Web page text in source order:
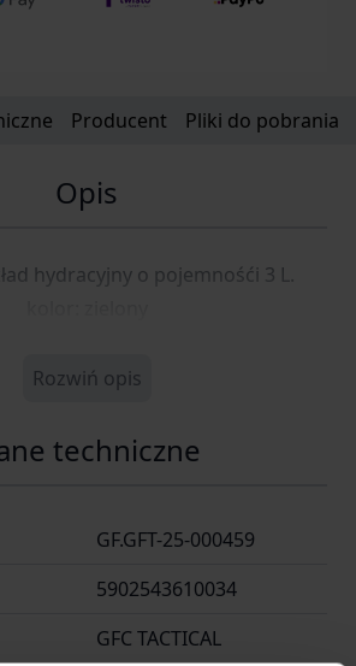
Producent Pliki do pobrania
Opis
hydracyjny o pojemnośći 3 L.
Rozwiń opis
techniczne
GF.GFT-25-000459
5902543610034
GFC TACTICAL